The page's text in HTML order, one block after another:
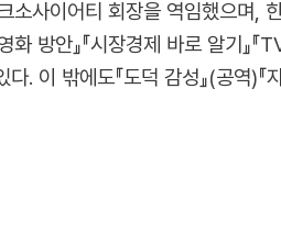
소사이어티 회장을 역임했으며,
영화 방안』『시장경제 바로 알기
다. 이 밖에도『도덕 감성』(공역)